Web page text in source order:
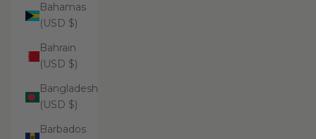
Bahamas
(USD $)
Bahrain
(USD $)
Bangladesh
(USD $)
Barbados